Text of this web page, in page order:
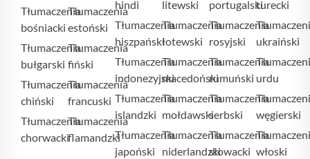
Tłumaczenia
bośniacki
Tłumaczenia
bułgarski
Tłumaczenia
chiński
Tłumaczenia
chorwacki
Tłumaczenia
estoński
Tłumaczenia
fiński
Tłumaczenia
francuski
Tłumaczenia
flamandzki
hindi
Tłumaczenia
hiszpański
Tłumaczenia
indonezyjski
Tłumaczenia
islandzki
Tłumaczenia
japoński
litewski
Tłumaczenia
łotewski
Tłumaczenia
macedoński
Tłumaczenia
mołdawski
Tłumaczenia
niderlandzki
portugalski
Tłumaczenia
rosyjski
Tłumaczenia
rumuński
Tłumaczenia
serbski
Tłumaczenia
słowacki
turecki
ukraiński
urdu
węgierski
włoski